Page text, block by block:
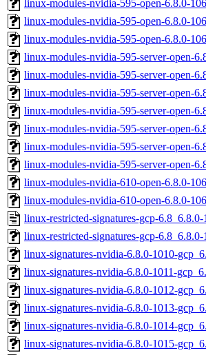
linux-modules-nvidia-595-open-6.8.0-
linux-modules-nvidia-595-open-6.8.0-
linux-modules-nvidia-595-open-6.8.0-
linux-modules-nvidia-595-server-open-
linux-modules-nvidia-595-server-open-
linux-modules-nvidia-595-server-open-
linux-modules-nvidia-595-server-open-
linux-modules-nvidia-595-server-open-
linux-modules-nvidia-595-server-open-
linux-modules-nvidia-595-server-open-
linux-modules-nvidia-610-open-6.8.0-
linux-modules-nvidia-610-open-6.8.0-
linux-restricted-signatures-gcp-
linux-restricted-signatures-gcp-
linux-signatures-nvidia-6.8.0-1010-
linux-signatures-nvidia-6.8.0-1011-
linux-signatures-nvidia-6.8.0-1012-
linux-signatures-nvidia-6.8.0-1013-
linux-signatures-nvidia-6.8.0-1014-
linux-signatures-nvidia-6.8.0-1015-